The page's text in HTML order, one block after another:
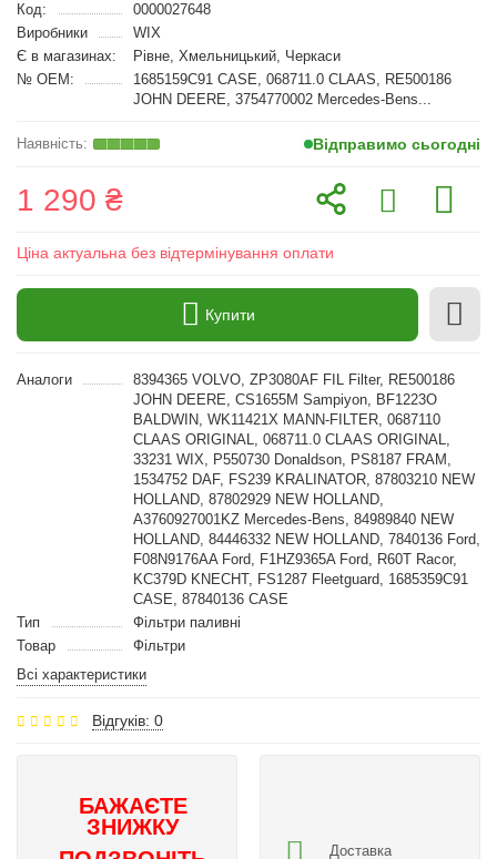
Код:
0000027648
Виробники
WIX
Є в магазинах:
Рівне, Хмельницький, Черкаси
№ OEM:
1685159C91 CASE, 068711.0 CLAAS, RE500186
JOHN DEERE, 3754770002 Mercedes-Bens...
Відправимо сьогодні
1 290 ₴
Ціна актуальна без відтермінування оплати
Купити
Аналоги
8394365 VOLVO, ZP3080AF FIL Filter, RE500186
JOHN DEERE, CS1655M Sampiyon, BF1223O
BALDWIN, WK11421X MANN-FILTER, 0687110
CLAAS ORIGINAL, 068711.0 CLAAS ORIGINAL,
33231 WIX, P550730 Donaldson, PS8187 FRAM,
1534752 DAF, FS239 KRALINATOR, 87803210 NEW
HOLLAND, 87802929 NEW HOLLAND,
A3760927001KZ Mercedes-Bens, 84989840 NEW
HOLLAND, 84446332 NEW HOLLAND, 7840136 Ford,
F08N9176AA Ford, F1HZ9365A Ford, R60T Racor,
KC379D KNECHT, FS1287 Fleetguard, 1685359C91
CASE, 87840136 CASE
Тип
Фільтри паливні
Товар
Фільтри
Всі характеристики
Відгуків: 0
БАЖАЄТЕ
ЗНИЖКУ
Доставка